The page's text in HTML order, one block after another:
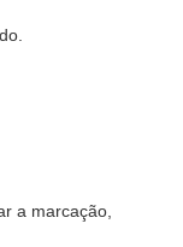
a marcação,